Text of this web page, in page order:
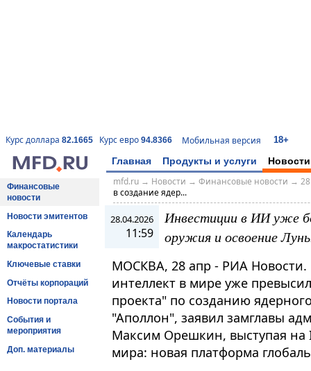
Курс доллара 82.1665 Курс евро 94.8366 Мобильная версия 18+
Главная Продукты и услуги Новости
Финансовые
новости
Новости эмитентов
Календарь
макростатистики
Ключевые ставки
Отчёты корпораций
Новости портала
События и
мероприятия
Доп. материалы
mfd.ru→ Новости → Финансовые новости →
в создание ядер...
28.04.2026
11:59
Инвестиции в ИИ уже
оружия и освоение
МОСКВА, 28 апр - РИА Новости.
интеллект в мире уже
проекта" по созданию
"Аполлон", заявил замглавы
Максим Орешкин, выступая на
мира: новая платформа